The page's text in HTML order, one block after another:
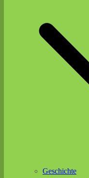
Geschichte